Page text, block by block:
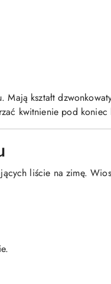
kształt
kwitnienie pod
liście na zimę.